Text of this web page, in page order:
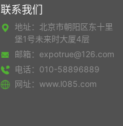
联系我们
地址：北京市朝阳区东十里
堡1号未来时大厦4层
邮箱：expotrue@126.com
电话：010-58896889
网址：www.l085.com